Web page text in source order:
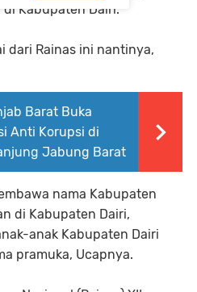
Kabupaten Dairi.
dari Rainas ini nantinya,
Barat Buka
Anti Korupsi di
Jabung Barat
nama Kabupaten
di Kabupaten Dairi,
anak Kabupaten Dairi
pramuka, Ucapnya.